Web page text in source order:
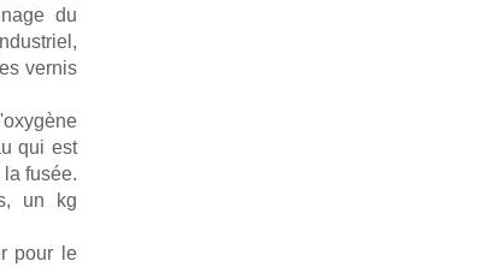
du
vernis
qui est
fusée.
un kg
pour le